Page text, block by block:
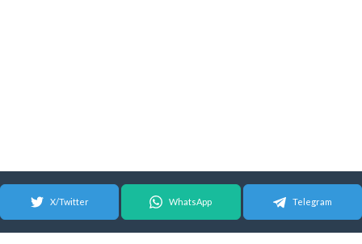
X/Twitter WhatsApp Telegram